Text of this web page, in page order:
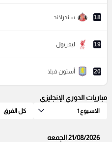
18 سندرلاند
19 ليفربول
20 أستون فيلا
مباريات الدوري الإنجليزي
الاسبوع 1 كل الفرق
21/08/2026 الجمعه